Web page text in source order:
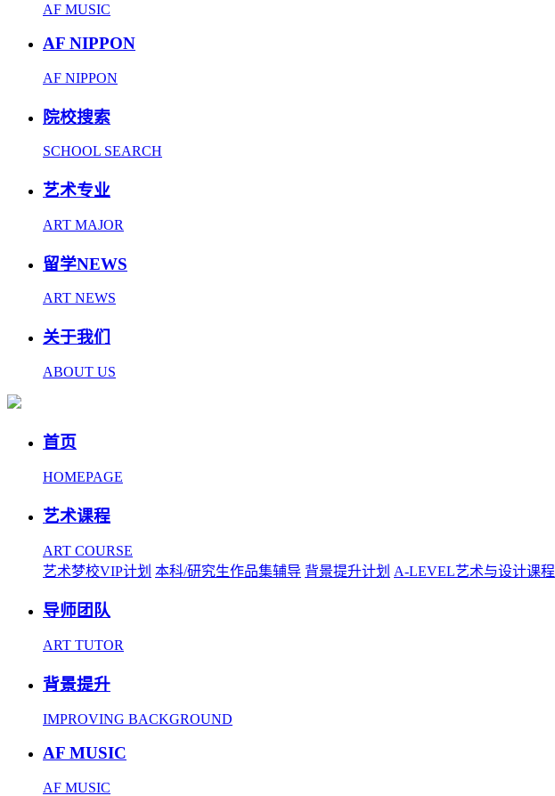
AF MUSIC
AF NIPPON
AF NIPPON
院校搜索
SCHOOL SEARCH
艺术专业
ART MAJOR
留学NEWS
ART NEWS
关于我们
ABOUT US
首页
HOMEPAGE
艺术课程
ART COURSE
艺术梦校VIP计划 本科/研究生作品集辅导 背景提升计划 A-LEVEL艺术与设计课程
导师团队
ART TUTOR
背景提升
IMPROVING BACKGROUND
AF MUSIC
AF MUSIC